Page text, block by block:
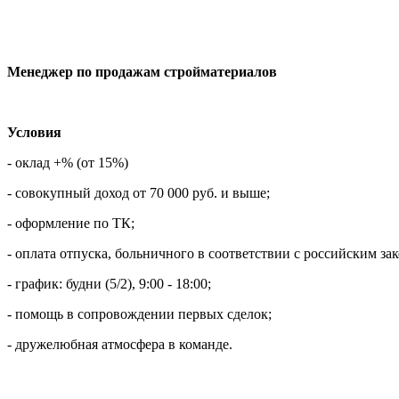
Менеджер по продажам стройматериалов
Условия
- оклад +% (от 15%)
- совокупный доход от 70 000 руб. и выше;
- оформление по ТК;
- оплата отпуска, больничного в соответствии с российским
- график: будни (5/2), 9:00 - 18:00;
- помощь в сопровождении первых сделок;
- дружелюбная атмосфера в команде.